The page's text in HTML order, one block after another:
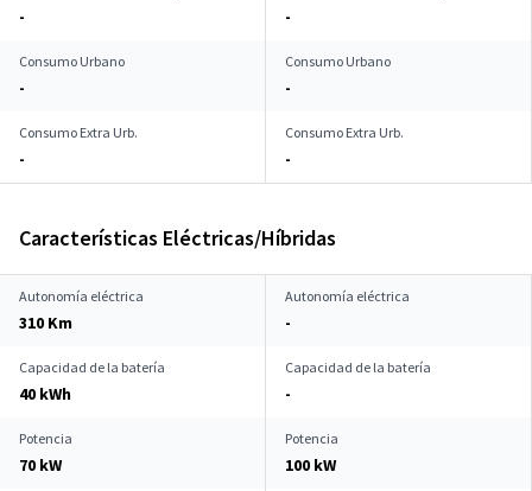
- -
Consumo Urbano
-
Consumo Urbano
-
Consumo Extra Urb.
-
Consumo Extra Urb.
-
Características Eléctricas/Híbridas
Autonomía eléctrica
310 Km
Autonomía eléctrica
-
Capacidad de la batería
40 kWh
Capacidad de la batería
-
Potencia
70 kW
Potencia
100 kW